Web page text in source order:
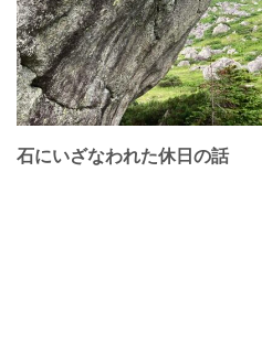
石にいざなわれた休日の話